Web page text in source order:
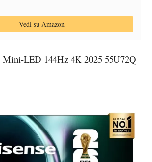
Vedi su Amazon
Mini-LED 144Hz 4K 2025 55U72Q